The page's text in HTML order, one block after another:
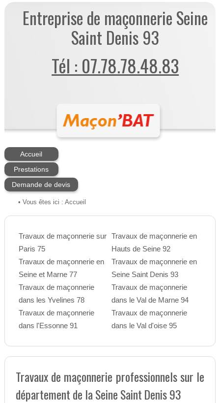
Entreprise de maçonnerie Seine
Saint Denis 93
Tél : 07.78.78.48.83
Accueil
Prestations
Demande de devis
• Vous êtes ici : Accueil
Travaux de maçonnerie sur
Paris 75
Travaux de maçonnerie en
Seine et Marne 77
Travaux de maçonnerie
dans les Yvelines 78
Travaux de maçonnerie
dans l'Essonne 91
Travaux de maçonnerie en
Hauts de Seine 92
Travaux de maçonnerie en
Seine Saint Denis 93
Travaux de maçonnerie
dans le Val de Marne 94
Travaux de maçonnerie
dans le Val d'oise 95
Travaux de maçonnerie professionnels sur le
département de la Seine Saint Denis 93